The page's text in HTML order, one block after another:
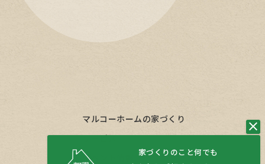
マルコーホームの家づくり
サービス
イベント情報
家づくりのこと何でも